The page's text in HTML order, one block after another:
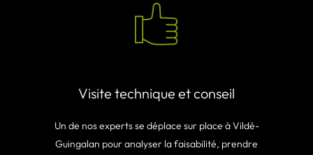
Visite technique et conseil
Un de nos experts se déplace sur place à Vildé-
Guingalan pour analyser la faisabilité, prendre